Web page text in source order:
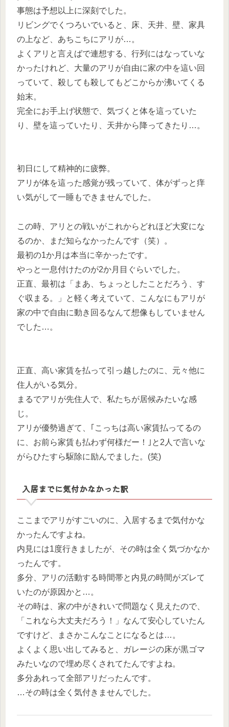
事態は予想以上に深刻でした。
リビングでくつろいでいると、床、天井、壁、家具
の上など、あちこちにアリが…。
よくアリと言えばで連想する、行列にはなっていな
かったけれど、大量のアリが自由に家の中を這い回
っていて、殺しても殺してもどこからか沸いてくる
始末。
完全にお手上げ状態で、気づくと体を這っていた
り、壁を這っていたり、天井から降ってきたり…。
初日にして精神的に疲弊。
アリが体を這った感覚が残っていて、体がずっと痒
い気がして一睡もできませんでした。
この時、アリとの戦いがこれからどれほど大変にな
るのか、まだ知らなかったんです（笑）。
最初の1か月は本当に辛かったです。
やっと一息付けたのが2か月目ぐらいでした。
正直、最初は「まあ、ちょっとしたことだろう、す
ぐ収まる。」と軽く考えていて、こんなにもアリが
家の中で自由に動き回るなんて想像もしていません
でした…。
正直、高い家賃を払って引っ越したのに、元々他に
住人がいる気分。
まるでアリが先住人で、私たちが居候みたいな感
じ。
アリが優勢過ぎて、｢こっちは高い家賃払ってるの
に、お前ら家賃も払わず何様だー！｣と2人で言いな
がらひたすら駆除に励んでました。(笑)
入居までに気付かなかった訳
ここまでアリがすごいのに、入居するまで気付かな
かったんですよね。
内見には1度行きましたが、その時は全く気づかなか
ったんです。
多分、アリの活動する時間帯と内見の時間がズレて
いたのが原因かと…。
その時は、家の中がきれいで問題なく見えたので、
「これなら大丈夫だろう！」なんて安心していたん
ですけど、まさかこんなことになるとは…。
よくよく思い出してみると、ガレージの床が黒ゴマ
みたいなので埋め尽くされてたんですよね。
多分あれって全部アリだったんです。
…その時は全く気付きませんでした。